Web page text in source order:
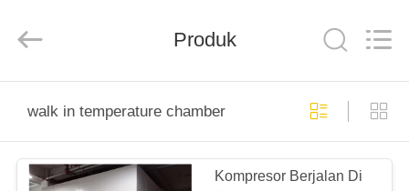
PRODUK
Co.,
Reserved.
Produk
walk in temperature chamber
Kompresor Berjalan Di